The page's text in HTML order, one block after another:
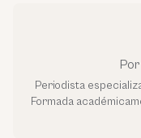
Por
Periodista
Formada